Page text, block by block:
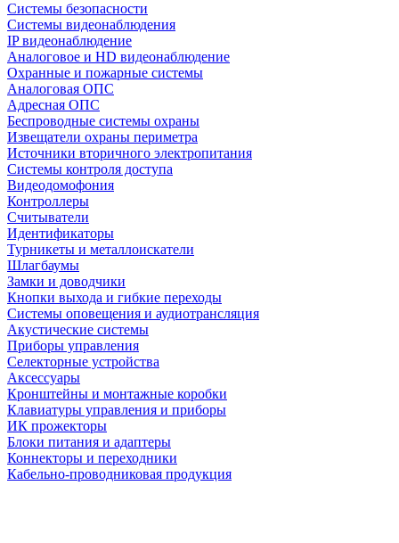
Системы безопасности
Системы видеонаблюдения
IP видеонаблюдение
Аналоговое и HD видеонаблюдение
Охранные и пожарные системы
Аналоговая ОПС
Адресная ОПС
Беспроводные системы охраны
Извещатели охраны периметра
Источники вторичного электропитания
Системы контроля доступа
Видеодомофония
Контроллеры
Считыватели
Идентификаторы
Турникеты и металлоискатели
Шлагбаумы
Замки и доводчики
Кнопки выхода и гибкие переходы
Системы оповещения и аудиотрансляция
Акустические системы
Приборы управления
Селекторные устройства
Аксессуары
Кронштейны и монтажные коробки
Клавиатуры управления и приборы
ИК прожекторы
Блоки питания и адаптеры
Коннекторы и переходники
Кабельно-проводниковая продукция